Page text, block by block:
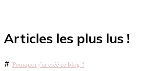
Articles les plus lus !
# Pourquoi j’ai créé ce blog ?